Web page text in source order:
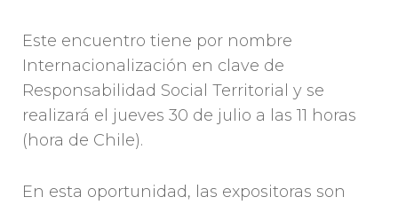
Este encuentro tiene por nombre
Internacionalización en clave de
Responsabilidad Social Territorial y se
realizará el jueves 30 de julio a las 11 horas
(hora de Chile).
En esta oportunidad, las expositoras son